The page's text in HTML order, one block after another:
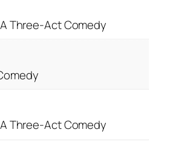
Three-Act Comedy
Three-Act Comedy